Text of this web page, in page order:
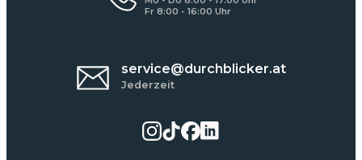
Fr 8:00 - 16:00 Uhr
service@durchblicker.at
Jederzeit